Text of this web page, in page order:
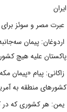
ایران
عبرت مصر و سوئز برای
اردوغان: پیمان
پاکستان علیه هیچ
زاکانی: پیام «پیمان
کشورهای منطقه به
یمن: هر کشوری که در